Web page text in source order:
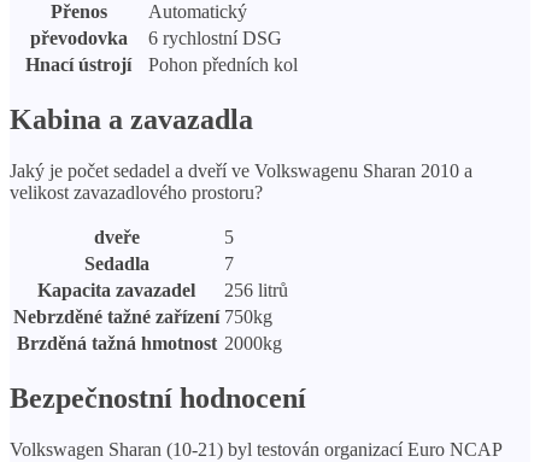
Přenos
Automatický
převodovka
6 rychlostní DSG
Hnací ústrojí
Pohon předních kol
Kabina a zavazadla
Jaký je počet sedadel a dveří ve Volkswagenu Sharan 2010 a
velikost zavazadlového prostoru?
dveře
5
Sedadla
7
Kapacita zavazadel
256 litrů
Nebrzděné tažné zařízení 750kg
Brzděná tažná hmotnost 2000kg
Bezpečnostní hodnocení
Volkswagen Sharan (10-21) byl testován organizací Euro NCAP